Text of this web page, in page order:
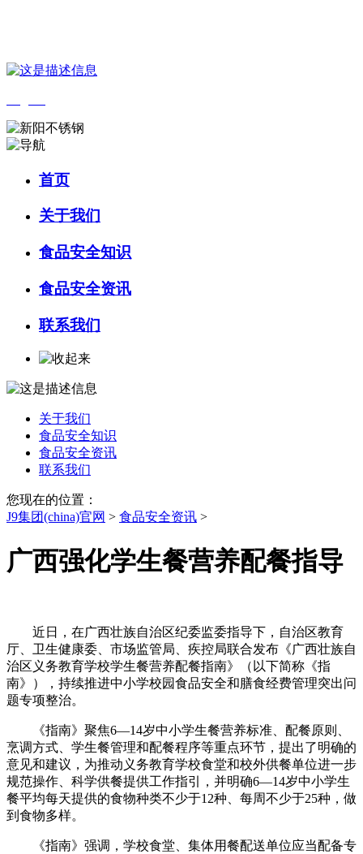
首页
关于我们
食品安全知识
食品安全资讯
联系我们
关于我们
食品安全知识
食品安全资讯
联系我们
您现在的位置：
J9集团(china)官网 > 食品安全资讯 >
广西强化学生餐营养配餐指导
近日，在广西壮族自治区纪委监委指导下，自治区教育
厅、卫生健康委、市场监管局、疾控局联合发布《广西壮族自
治区义务教育学校学生餐营养配餐指南》（以下简称《指
南》），持续推进中小学校园食品安全和膳食经费管理突出问
题专项整治。
《指南》聚焦6—14岁中小学生餐营养标准、配餐原则、
烹调方式、学生餐管理和配餐程序等重点环节，提出了明确的
意见和建议，为推动义务教育学校食堂和校外供餐单位进一步
规范操作、科学供餐提供工作指引，并明确6—14岁中小学生
餐平均每天提供的食物种类不少于12种、每周不少于25种，做
到食物多样。
《指南》强调，学校食堂、集体用餐配送单位应当配备专